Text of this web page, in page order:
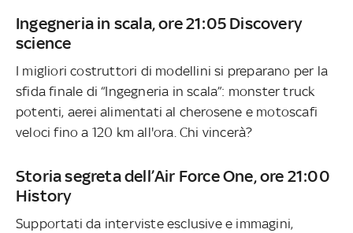
Ingegneria in scala, ore 21:05 Discovery
science
I migliori costruttori di modellini si preparano per la
sfida finale di “Ingegneria in scala”: monster truck
potenti, aerei alimentati al cherosene e motoscafi
veloci fino a 120 km all'ora. Chi vincerà?
Storia segreta dell’Air Force One, ore 21:00
History
Supportati da interviste esclusive e immagini,